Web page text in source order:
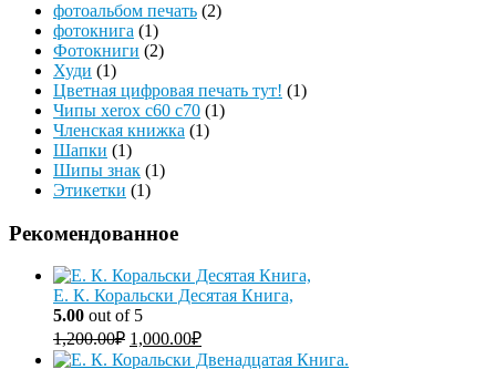
фотоальбом печать (2)
фотокнига (1)
Фотокниги (2)
Худи (1)
Цветная цифровая печать тут! (1)
Чипы xerox c60 c70 (1)
Членская книжка (1)
Шапки (1)
Шипы знак (1)
Этикетки (1)
Рекомендованное
Е. К. Коральски Десятая Книга,
5.00 out of 5
1,200.00₽ 1,000.00₽